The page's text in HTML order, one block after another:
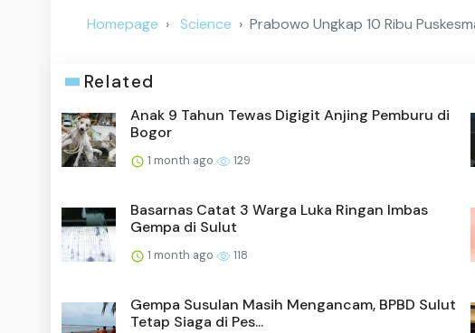
Homepage Science Prabowo Ungkap 10 Ribu
Related
Anak 9 Tahun Tewas Digigit Anjing Pemburu di
Bogor
1 month ago 129
Basarnas Catat 3 Warga Luka Ringan Imbas
Gempa di Sulut
1 month ago 118
Gempa Susulan Masih Mengancam, BPBD Sulut
Tetap Siaga di Pes...